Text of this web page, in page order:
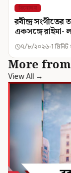
বিনোদন
রবীন্দ্র সংগীতের
একসঙ্গে রাইমা-
৭/৮/২০২৬ 1
More from
View All →